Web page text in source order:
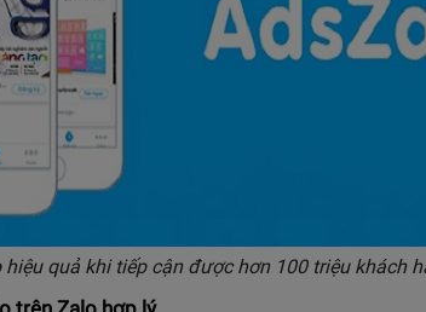
hiệu quả khi tiếp cận được hơn 100 triệu khách